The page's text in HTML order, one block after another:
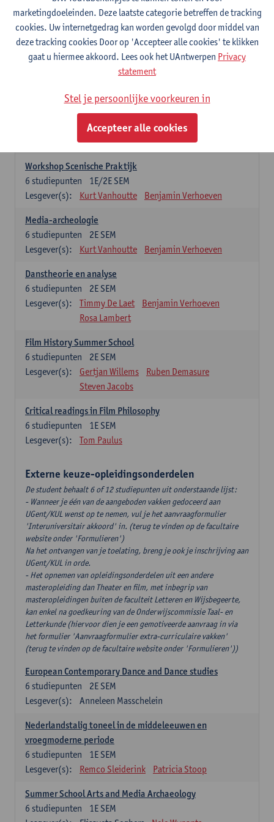
praktijkgeoriënteerde opleidingsonderdelen. Er kan maar 1 stage-
onderdeel opgenomen worden
Professionele Stage
1E/2E SEM
6studiepunten
Benjamin Verhoeven
Wetenschappelijke Stage
1E/2E SEM
studiepunten
Kurt Vanhoutte
Gertjan Willems
Benjamin Verhoeven
Workshop Scenische Praktijk
1E/2E SEM
6 studiepunten
Lesgever(s):
Kurt Vanhoutte Benjamin Verhoeven
Media-archeologie
2E SEM
6 studiepunten
Lesgever(s):
Kurt Vanhoutte Benjamin Verhoeven
Danstheorie en analyse
2E SEM
6 studiepunten
Lesgever(s):
Timmy De Laet
Benjamin Verhoeven
Rosa Lambert
Film History Summer School
2E SEM
6 studiepunten
Lesgever(s):
Gertjan Willems
Ruben Demasure
Steven Jacobs
Critical readings in Film Philosophy
1E SEM
6 studiepunten
Lesgever(s):
Tom Paulus
Externe keuze-opleidingsonderdelen
De student behaalt 6 of 12 studiepunten uit onderstaande lijst:
- Wanneer je één van de aangeboden vakken gedoceerd aan
UGent/KUL wenst op te nemen, vul je het aanvraagformulier
'Interuniversitair akkoord' in. (terug te vinden op de facultaire
website onder 'Formulieren')
Na het ontvangen van je toelating, breng je ook je inschrijving aan
UGent/KUL in orde.
- Het opnemen van opleidingsonderdelen uit een andere
masteropleiding dan Theater en film, met inbegrip van
masteropleidingen buiten de faculteit Letteren en Wijsbegeerte,
kan enkel na goedkeuring van de Onderwijscommissie Taal- en
Letterkunde (hiervoor dien je een gemotiveerde aanvraag in via
het formulier 'Aanvraagformulier extra-curriculaire vakken'
(terug te vinden op de facultaire website onder 'Formulieren'))
European Contemporary Dance and Dance studies
2E SEM
6 studiepunten
Lesgever(s):
Anneleen Masschelein
Nederlandstalig toneel in de middeleeuwen en
vroegmoderne periode
1E SEM
6 studiepunten
Lesgever(s):
Remco Sleiderink Patricia Stoop
Summer School Arts and Media Archaeology
1E SEM
6 studiepunten
marketingdoeleinden. Deze laatste categorie betreffen de tracking
cookies. Uw internetgedrag kan worden gevolgd door middel van
deze tracking cookies Door op 'Accepteer alle cookies' te klikken
gaat u hiermee akkoord. Lees ook het UAntwerpen Privacy
statement
Stel je persoonlijke voorkeuren in
Accepteer alle cookies